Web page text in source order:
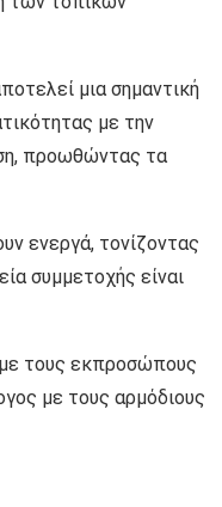
μια σημαντική
με την
προωθώντας τα
ενεργά, τονίζοντας
συμμετοχής είναι
με τους εκπροσώπους
με τους αρμόδιους